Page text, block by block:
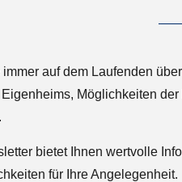
auf dem Laufenden
Möglichkeiten
bietet Ihnen wertvolle
für Ihre Angelegenheit.